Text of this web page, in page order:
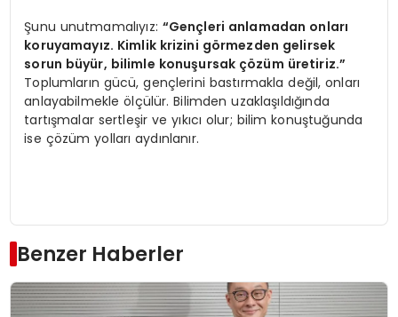
Şunu unutmamalıyız: “Gençleri anlamadan onları
koruyamayız. Kimlik krizini görmezden gelirsek
sorun büyür, bilimle konuşursak çözüm üretiriz.”
Toplumların gücü, gençlerini bastırmakla değil, onları
anlayabilmekle ölçülür. Bilimden uzaklaşıldığında
tartışmalar sertleşir ve yıkıcı olur; bilim konuştuğunda
ise çözüm yolları aydınlanır.
Benzer Haberler